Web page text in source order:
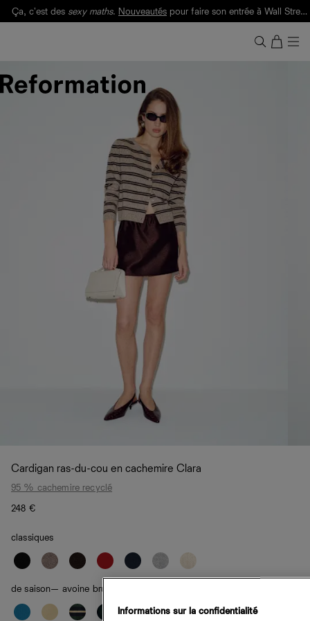
Ça, c'est des sexy maths. Nouveautés pour faire son entrée à Wall Street.
Cardigan ras-du-cou en cachemire Clara
95 % cachemire recyclé
248 €
classiques
de saison— avoine brun à rayures
Informations sur la confidentialité